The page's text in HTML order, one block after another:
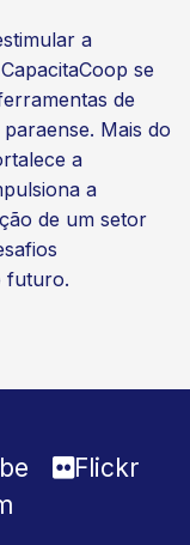
a
se
de
Mais do
a
a
de um setor
futuro.
Flickr